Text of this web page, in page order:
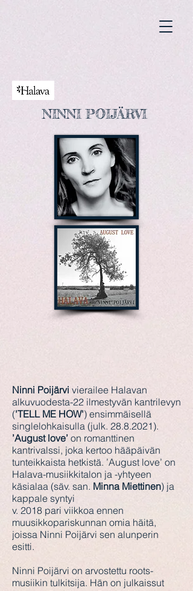
NINNI POIJÄRVI
Ninni Poijärvi vierailee Halavan
alkuvuodesta-22 ilmestyvän kantrilevyn
('TELL ME HOW') ensimmäisellä
singlelohkaisulla (julk. 28.8.2021).
’August love’ on romanttinen
kantrivalssi, joka kertoo hääpäivän
tunteikkaista hetkistä. ’August love’ on
Halava-musiikkitalon ja -yhtyeen
käsialaa (säv. san. Minna Miettinen) ja
kappale syntyi
v. 2018 pari viikkoa ennen
muusikkopariskunnan omia häitä,
joissa Ninni Poijärvi sen alunperin
esitti.
Ninni Poijärvi on arvostettu roots-
musiikin tulkitsija. Hän on julkaissut